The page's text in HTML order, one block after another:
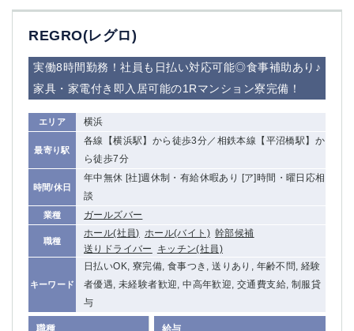
REGRO(レグロ)
実働8時間勤務！社員も日払い対応可能◎食事補助あり♪
家具・家電付き即入居可能の1Rマンション寮完備！
エリア 横浜
最寄り駅
各線【横浜駅】から徒歩3分／相鉄本線【平沼橋駅】か
ら徒歩7分
時間/休日
年中無休 [社]週休制・有給休暇あり [ア]時間・曜日応相
談
業種 ガールズバー
職種
ホール(社員) ホール(バイト) 幹部候補
送りドライバー
キッチン(社員)
キーワード
日払いOK, 寮完備, 食事つき, 送りあり, 年齢不問, 経験
者優遇, 未経験者歓迎, 中高年歓迎, 交通費支給, 制服貸
与
職種 給与
0